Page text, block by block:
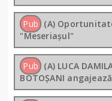
Pub (A)
"Meseriașul"
Pub (A) LUCA
BOTOȘANI